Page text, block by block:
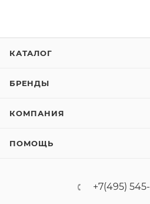
КАТАЛОГ
БРЕНДЫ
КОМПАНИЯ
ПОМОЩЬ
+7(495)